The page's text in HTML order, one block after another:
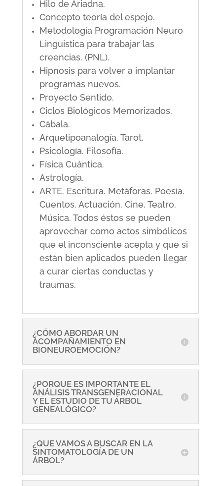
Hilo de Ariadna.
Concepto teoría del espejo.
Metodología Programación Neuro
Linguistica para trabajar las
creencias. (PNL).
Hipnosis para volver a implantar
programas nuevos.
Proyecto Sentido.
Ciclos Biológicos Memorizados.
Cábala.
Arquetipoanalogía. Tarot.
Psicología. Filosofía.
Física Cuántica.
Astrología.
ARTE. Escritura. Metáforas. Poesía.
Cuentos. Actuación. Cine. Teatro.
Música. Todos éstos se pueden
aprovechar como actos simbólicos
que el inconsciente acepta y que si
están bien aplicados pueden llegar
a curar ciertas conductas y
traumas.
¿CÓMO ABORDAR UN
ACOMPAÑAMIENTO EN
BIONEUROEMOCIÓN?
¿PORQUE ES IMPORTANTE EL
ANÁLISIS TRANSGENERACIONAL
Y EL ESTUDIO DE TU ÁRBOL
GENEALÓGICO?
¿QUE VAMOS A BUSCAR EN LA
SINTOMATOLOGÍA DE UN
ÁRBOL?